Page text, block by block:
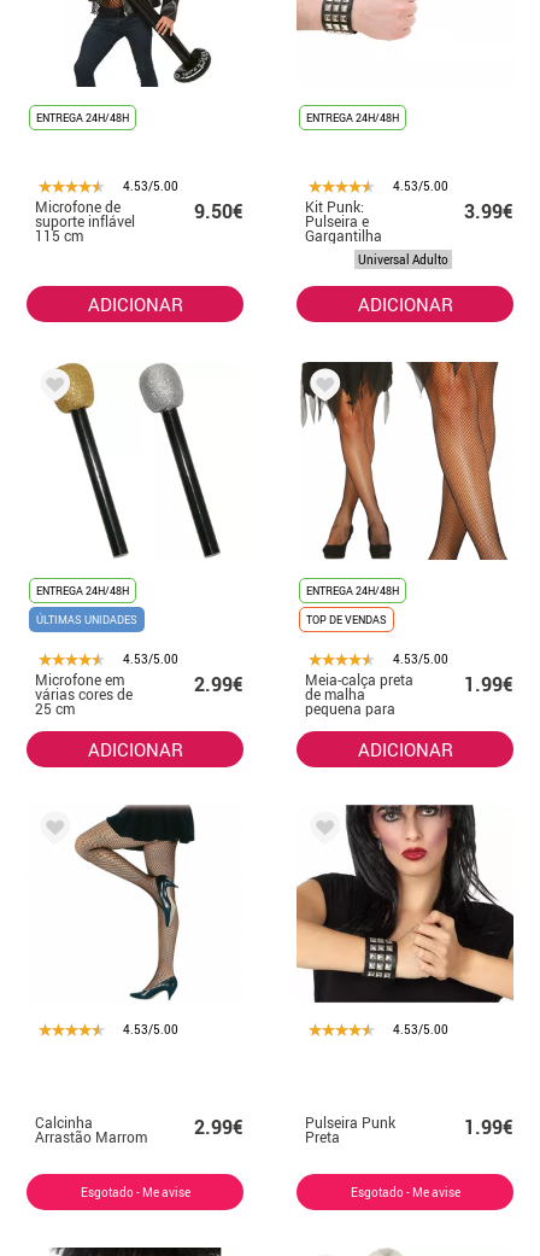
ENTREGA 24H/48H
4.53/5.00
Microfone de
suporte inflável
115 cm
9.50€
ADICIONAR
ENTREGA 24H/48H
4.53/5.00
Kit Punk:
Pulseira e
Gargantilha
3.99€
Universal Adulto
ADICIONAR
ENTREGA 24H/48H
ÚLTIMAS UNIDADES
4.53/5.00
Microfone em
várias cores de
25 cm
2.99€
ADICIONAR
ENTREGA 24H/48H
TOP DE VENDAS
4.53/5.00
Meia-calça preta
de malha
pequena para
mulheres
1.99€
ADICIONAR
4.53/5.00
Calcinha
Arrastão Marrom 2.99€
Esgotado - Me avise
4.53/5.00
Pulseira Punk
Preta 1.99€
Esgotado - Me avise